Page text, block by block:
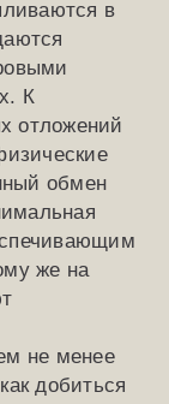
в
К
отложений
обмен
же на
не менее
добиться